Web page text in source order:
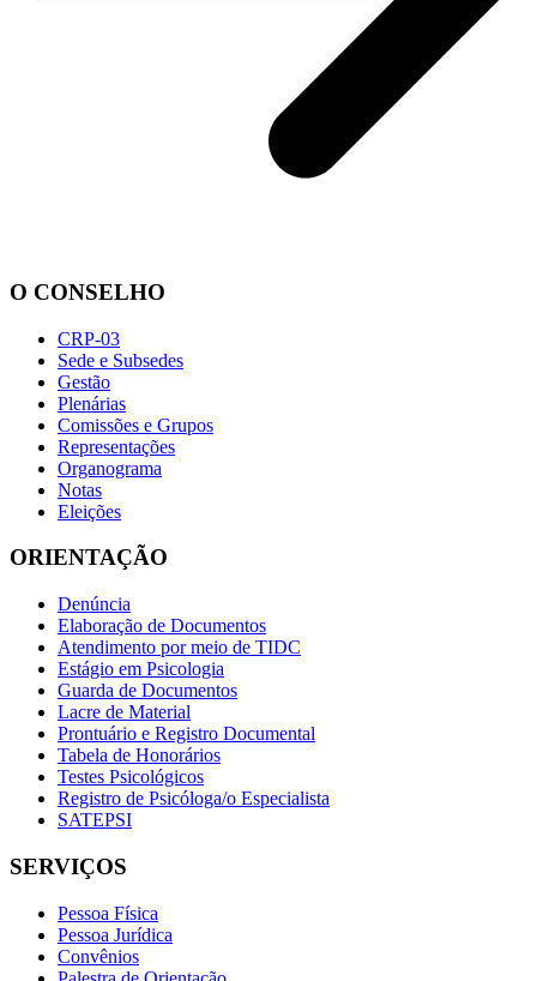
O CONSELHO
CRP-03
Sede e Subsedes
Gestão
Plenárias
Comissões e Grupos
Representações
Organograma
Notas
Eleições
ORIENTAÇÃO
Denúncia
Elaboração de Documentos
Atendimento por meio de TIDC
Estágio em Psicologia
Guarda de Documentos
Lacre de Material
Prontuário e Registro Documental
Tabela de Honorários
Testes Psicológicos
Registro de Psicóloga/o Especialista
SATEPSI
SERVIÇOS
Pessoa Física
Pessoa Jurídica
Convênios